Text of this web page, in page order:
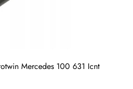
Mercedes 100 631 Icnt